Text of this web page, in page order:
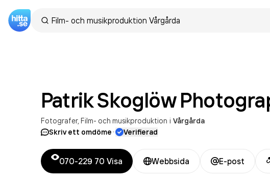
Patrik Skoglöw
Fotografer Film- och musikproduktion i Vårgårda
Skriv ett omdöme· Verifierad
070-229 70 Visa Webbsida E-post